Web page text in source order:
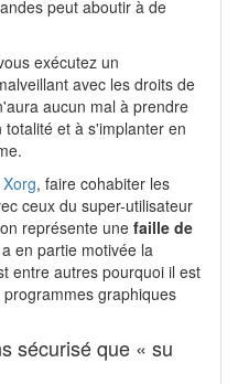
peut aboutir à de
exécutez un
avec les droits de
aucun mal à prendre
et à s'implanter en
Xorg, faire cohabiter les
ceux du super-utilisateur
représente une faille de
en partie motivée la
entre autres pourquoi il est
graphiques
sécurisé que « su